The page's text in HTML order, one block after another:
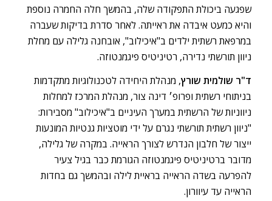
שפגעה ביכולת התפקודה שלה, בהמשך חלה החמרה נוספת
והיא כמעט איבדה את ראייתה. לאחר סדרת בדיקות שעברה
במרפאת רשתית ילדים ב"איכילוב", אובחנה גלילה עם מחלת
ניוון תורשתי נדירה, רטיניטיס פיגמנטוזה.
ד"ר שולמית שורץ, מנהלת היחידה לטכנולוגיות מתקדמות
בניתוחי רשתית ופרופ׳ דינה צור, מנהלת המרכז למחלות
ניווניות של הרשתית במערך העיניים ב"איכילוב" מסבירות:
"ניוון רשתית תורשתי נגרם על ידי מוטציות גנטיות המונעות
ייצור של חלבון הנדרש לצורך הראייה. במקרה של גלילה,
מדובר ברטיניטיס פיגמנטוזה הגורמת כבר בגיל צעיר
להפרעה בשדה הראייה בראיית לילה ובהמשך גם בחדות
הראייה עד עיוורון.